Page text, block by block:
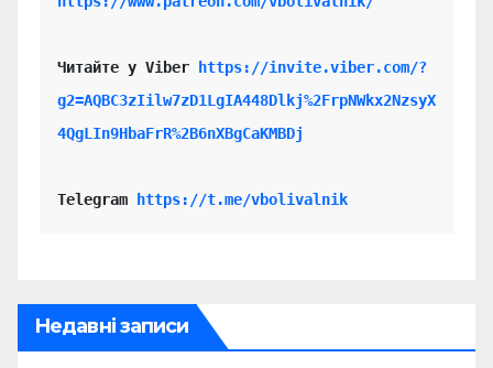
Читайте у Viber
https://invite.viber.com/?
g2=AQBC3zIilw7zD1LgIA448Dlkj%2FrpNWkx2NzsyX
4QgLIn9HbaFrR%2B6nXBgCaKMBDj
Telegram https://t.me/vbolivalnik
Недавні записи